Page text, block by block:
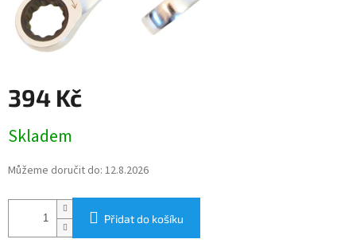
394 Kč
cena:
Skladem
Můžeme doručit do: 12.8.2026
Přidat do košíku